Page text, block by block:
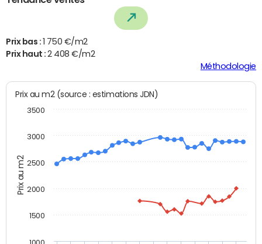
Prix bas : 1 750 €/m2
Prix haut :2 408 €/m2
Méthodologie
Prix au m2
Prix au m2 (source : estimations JDN)
1000
1500
2000
2500
3000
3500